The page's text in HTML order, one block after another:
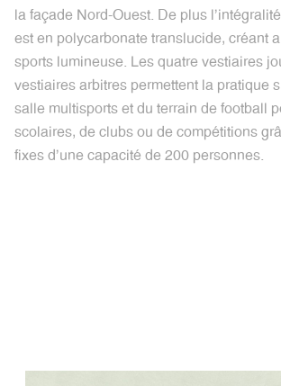
la façade Nord-Ouest. De plus
est en polycarbonate translucide, créant
sports lumineuse. Les quatre vestiaires
vestiaires arbitres permettent la pratique
salle multisports et du terrain de football
scolaires, de clubs ou de compétitions
fixes d'une capacité de 200 personnes.